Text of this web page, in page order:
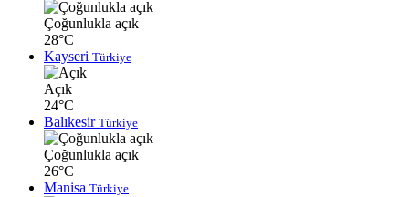
Çoğunlukla açık
28°C
Kayseri Türkiye
Açık
24°C
Balıkesir Türkiye
Çoğunlukla açık
26°C
Manisa Türkiye